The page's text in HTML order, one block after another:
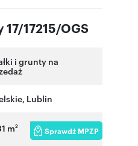
17215/OGS
i grunty na
, Lublin
m2 Sprawdź MPZP